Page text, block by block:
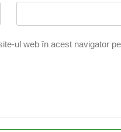
ul web în acest navigator